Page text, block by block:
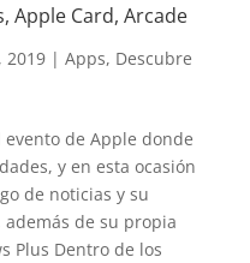
Apple Card, Arcade
2019| Apps, Descubre
de Apple donde
y en esta ocasión
de noticias y su
de su propia
Plus Dentro de los